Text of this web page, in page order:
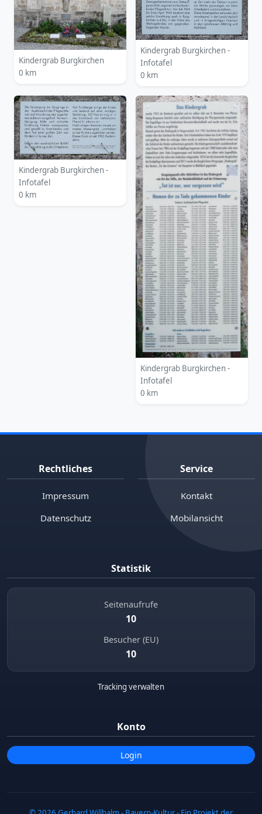
Kindergrab Burgkirchen
0 km
Kindergrab Burgkirchen -
Infotafel
0 km
Kindergrab Burgkirchen -
Infotafel
0 km
Kindergrab Burgkirchen -
Infotafel
0 km
Rechtliches
Impressum
Datenschutz
Service
Kontakt
Mobilansicht
Statistik
Seitenaufrufe
10
Besucher (EU)
10
Tracking verwalten
Konto
Login